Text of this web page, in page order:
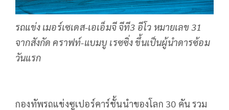
รถแข่ง เมอร์เซเดส-เอเอ็มจี จีที3 อีโว หมายเลข 31
จากสังกัด คราฟท์-แบมบู เรซซิ่ง ขึ้นเป็นผู้นำดารซ้อม
วันแรก
กองทัพรถแข่งซูเปอร์คาร์ชั้นนำของโลก 30 คัน รวม